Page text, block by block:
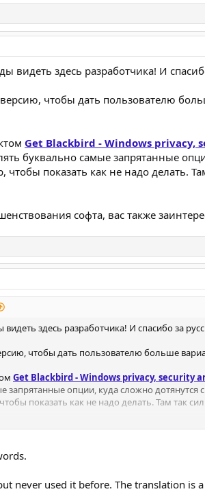
видеть здесь разработчика! И
чтобы дать пользователю
Get Blackbird - Windows privacy,
буквально самые запрятанные
показать как не надо делать.
софта, вас также
здесь разработчика! И спасибо за
чтобы дать пользователю больше
Get Blackbird - Windows privacy, security
запрятанные опции, куда сложно дотянутся
показать как не надо делать. Там так
never used it before. The translation